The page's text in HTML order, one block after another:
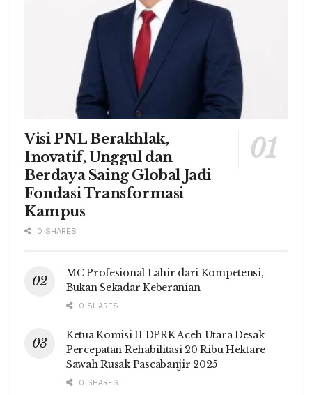
Visi PNL Berakhlak,
Inovatif, Unggul dan
Berdaya Saing Global Jadi
Fondasi Transformasi
Kampus
0 SHARES
MC Profesional Lahir dari Kompetensi,
Bukan Sekadar Keberanian
0 SHARES
Ketua Komisi II DPRK Aceh Utara Desak
Percepatan Rehabilitasi 20 Ribu Hektare
Sawah Rusak Pascabanjir 2025
0 SHARES